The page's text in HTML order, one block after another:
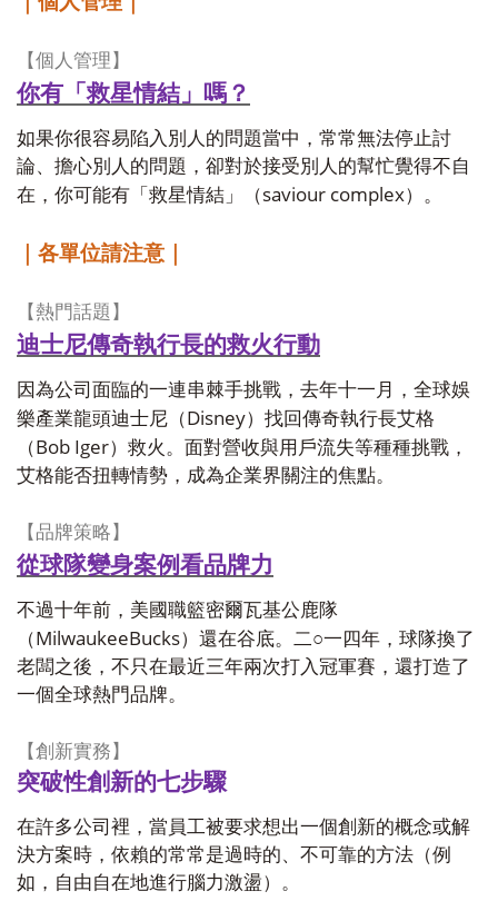
【個人管理】
你有「救星情結」嗎？
如果你很容易陷入別人的問題當中，常常無法停止討
論、擔心別人的問題，卻對於接受別人的幫忙覺得不自
在，你可能有「救星情結」（saviour complex）。
｜各單位請注意｜
【熱門話題】
迪士尼傳奇執行長的救火行動
因為公司面臨的一連串棘手挑戰，去年十一月，全球娛
樂產業龍頭迪士尼（Disney）找回傳奇執行長艾格
（Bob Iger）救火。面對營收與用戶流失等種種挑戰，
艾格能否扭轉情勢，成為企業界關注的焦點。
【品牌策略】
從球隊變身案例看品牌力
不過十年前，美國職籃密爾瓦基公鹿隊
（MilwaukeeBucks）還在谷底。二○一四年，球隊換了
老闆之後，不只在最近三年兩次打入冠軍賽，還打造了
一個全球熱門品牌。
【創新實務】
突破性創新的七步驟
在許多公司裡，當員工被要求想出一個創新的概念或解
決方案時，依賴的常常是過時的、不可靠的方法（例
如，自由自在地進行腦力激盪）。